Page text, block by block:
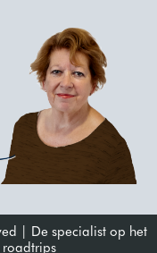
| De specialist op het
roadtrips